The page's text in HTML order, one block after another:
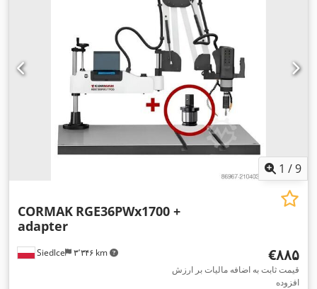
1 /9
Siedlce ۳٬۳۴۶ km
CORMAK RGE36PWx1700 +
adapter
‎€۸۸۵
قیمت ثابت به اضافه مالیات بر ارزش
افزوده